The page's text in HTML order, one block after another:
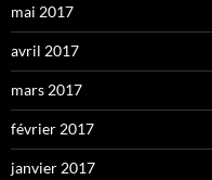
mai 2017
avril 2017
mars 2017
février 2017
janvier 2017